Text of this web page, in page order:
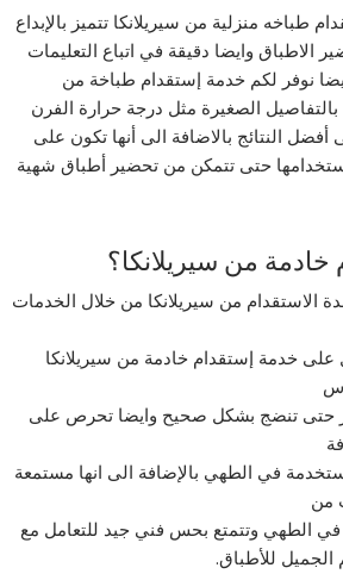
طباخه منزلية من سيريلانكا تتميز بالإبداع
الاطباق وايضا دقيقة في اتباع التعليمات
نوفر لكم خدمة إستقدام طباخة من
بالتفاصيل الصغيرة مثل درجة حرارة الفرن
النتائج بالاضافة الى أنها تكون على
حتى تتمكن من تحضير أطباق شهية
خادمة من سيريلانكا؟
الاستقدام من سيريلانكا من خلال الخدمات
خدمة إستقدام خادمة من سيريلانكا
حتى تنضج بشكل صحيح وايضا تحرص على
في الطهي بالإضافة الى انها مستمعة
من
في الطهي وتتمتع بحس فني جيد للتعامل مع
الجميل للأطباق.